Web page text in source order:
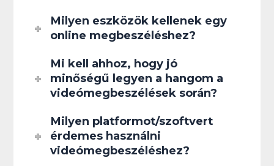
Milyen eszközök kellenek egy
online megbeszéléshez?
Mi kell ahhoz, hogy jó
minőségű legyen a hangom a
videómegbeszélések során?
Milyen platformot/szoftvert
érdemes használni
videómegbeszéléshez?